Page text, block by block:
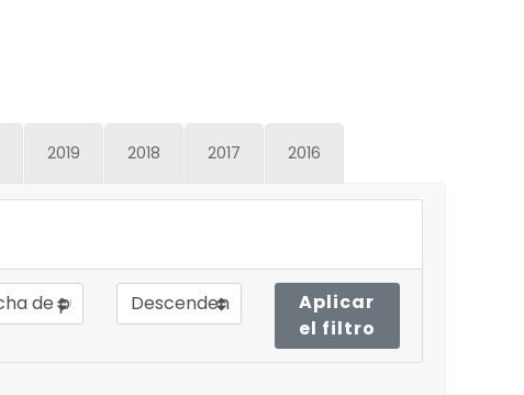
2019 2018 2017 2016
Aplicar
el filtro